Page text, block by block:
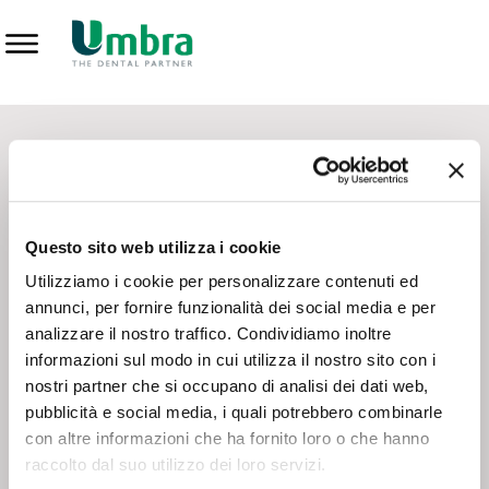
Questo sito web utilizza i cookie
Utilizziamo i cookie per personalizzare contenuti ed
annunci, per fornire funzionalità dei social media e per
analizzare il nostro traffico. Condividiamo inoltre
informazioni sul modo in cui utilizza il nostro sito con i
nostri partner che si occupano di analisi dei dati web,
pubblicità e social media, i quali potrebbero combinarle
con altre informazioni che ha fornito loro o che hanno
raccolto dal suo utilizzo dei loro servizi.
Chiama il NV ORDINI800 869103
Chiama il NV ASSISTENZA TECNICA
800 014440
CONSEGNA GRATUITA
minimo di 100€
, altrimenti si calcola il costo della consegna in
base alle condizioni contrattuali.